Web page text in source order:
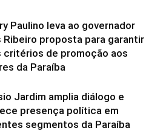
Paulino leva ao governador
Ribeiro proposta para garantir
critérios de promoção aos
da Paraíba
Jardim amplia diálogo e
presença política em
segmentos da Paraíba